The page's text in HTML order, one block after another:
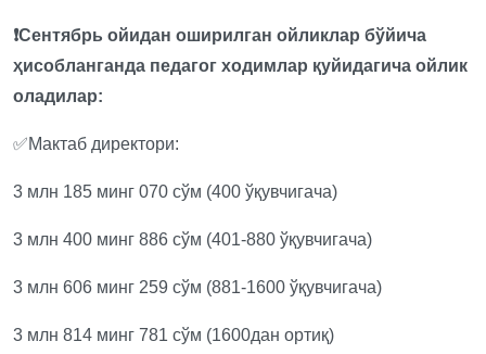
❗️Сентябрь ойидан оширилган ойликлар бўйича
ҳисобланганда педагог ходимлар қуйидагича ойлик
оладилар:
✅Мактаб директори:
3 млн 185 минг 070 сўм (400 ўқувчигача)
3 млн 400 минг 886 сўм (401-880 ўқувчигача)
3 млн 606 минг 259 сўм (881-1600 ўқувчигача)
3 млн 814 минг 781 сўм (1600дан ортиқ)